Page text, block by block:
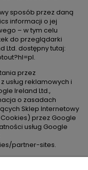
sposób przez daną
informacji o jej
– w tym celu
do przeglądarki
Ltd. dostępny tutaj:
.
przez
usług reklamowych i
Ireland Ltd.,
o zasadach
Sklep Internetowy
przez Google
usług Google
partner-sites.